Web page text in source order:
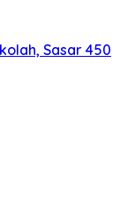
Sasar 450